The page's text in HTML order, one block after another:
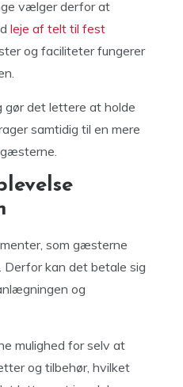
vælger derfor at
leje af telt til fest
og faciliteter fungerer
det lettere at holde
samtidig til en mere
som gæsterne
kan det betale sig
og
mulighed for selv at
og tilbehør, hvilket